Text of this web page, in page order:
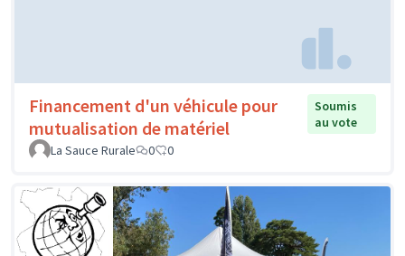
Financement d'un véhicule pour
mutualisation de matériel
Soumis
au vote
La Sauce Rurale
0 0